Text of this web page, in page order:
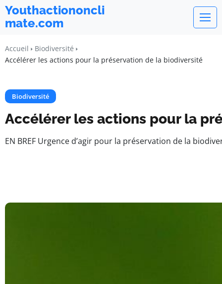
Youthactiononcli
mate.com
Accueil
Biodiversité
Accélérer les actions pour la préservation de la biodiversité
Biodiversité
Accélérer les actions pour la
EN BREF Urgence d’agir pour la préservation de la